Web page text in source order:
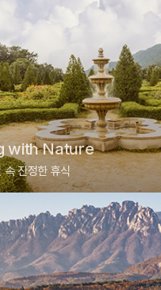
with Nature
속 진정한 휴식